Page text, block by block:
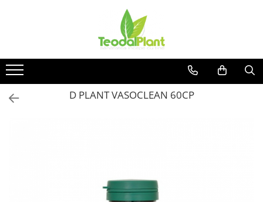
SUPLIMENTE ARTICULATII
ANTIINFLAMATOARE
SUPLIMENTE TONICE
SUPLIMENTE HORMONALE
D PLANT VASOCLEAN 60CP